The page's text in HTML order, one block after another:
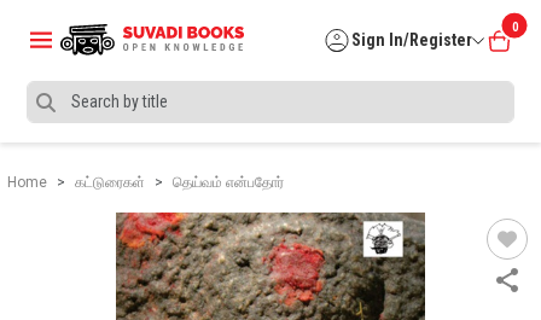
Sign In/Register
0
Home கட்டுரைகள் தெய்வம் என்பதோர்